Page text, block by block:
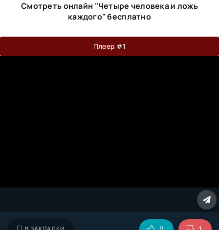
Смотреть онлайн "Четыре человека и ложь
каждого" бесплатно
Плеер #1